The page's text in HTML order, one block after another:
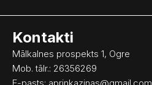
o
Kontakti
Mālkalnes prospekts 1, Ogre
Mob. tālr.: 26356269